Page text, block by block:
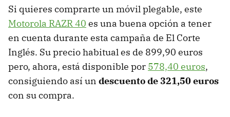
Si quieres comprarte un móvil plegable, este
Motorola RAZR 40 es una buena opción a tener
en cuenta durante esta campaña de El Corte
Inglés. Su precio habitual es de 899,90 euros
pero, ahora, está disponible por 578,40 euros,
consiguiendo así un descuento de 321,50 euros
con su compra.